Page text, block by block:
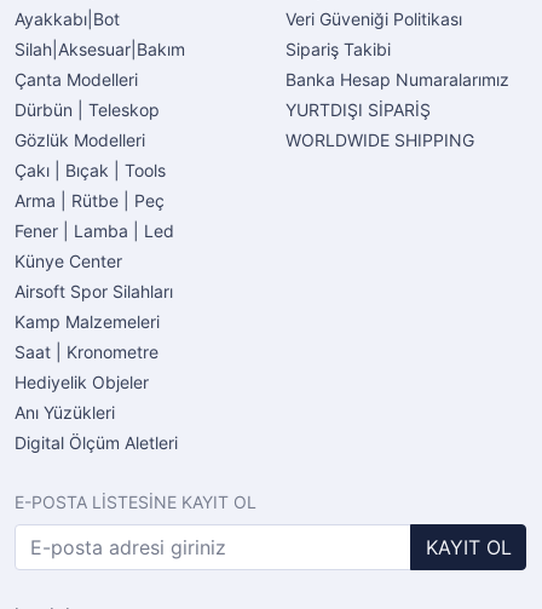
Ayakkabı|Bot
Silah|Aksesuar|Bakım
Çanta Modelleri
Dürbün | Teleskop
Gözlük Modelleri
Çakı | Bıçak | Tools
Arma | Rütbe | Peç
Fener | Lamba | Led
Künye Center
Airsoft Spor Silahları
Kamp Malzemeleri
Saat | Kronometre
Hediyelik Objeler
Anı Yüzükleri
Digital Ölçüm Aletleri
Veri Güveniği Politikası
Sipariş Takibi
Banka Hesap Numaralarımız
YURTDIŞI SİPARİŞ
WORLDWIDE SHIPPING
E-POSTA LİSTESİNE KAYIT OL
KAYIT OL